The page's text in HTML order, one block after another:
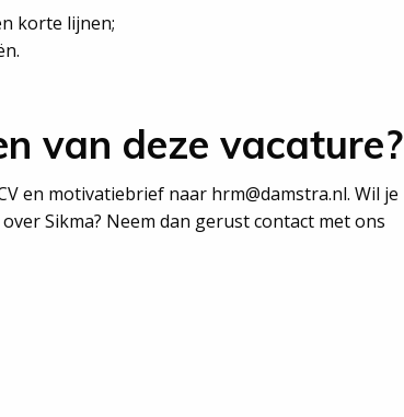
korte lijnen;
van deze vacature?
en motivatiebrief naar hrm@damstra.nl. Wil je
Sikma? Neem dan gerust contact met ons